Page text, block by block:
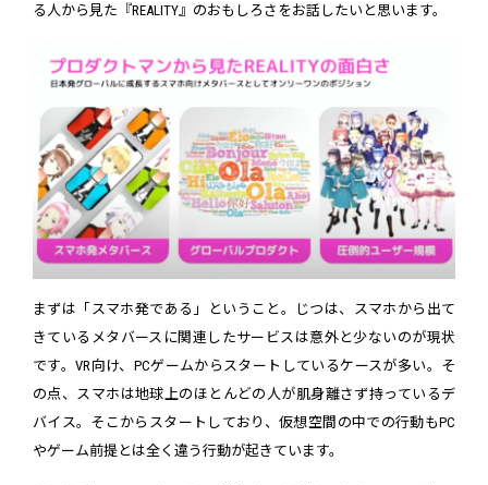
る人から見た『REALITY』のおもしろさをお話したいと思います。
まずは「スマホ発である」ということ。じつは、スマホから出て
きているメタバースに関連したサービスは意外と少ないのが現状
です。VR向け、PCゲームからスタートしているケースが多い。そ
の点、スマホは地球上のほとんどの人が肌身離さず持っているデ
バイス。そこからスタートしており、仮想空間の中での行動もPC
やゲーム前提とは全く違う行動が起きています。